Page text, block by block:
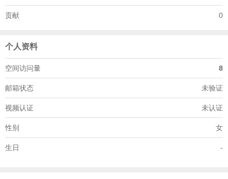
贡献 0
个人资料
空间访问量 8
邮箱状态 未验证
视频认证 未认证
性别 女
生日 -